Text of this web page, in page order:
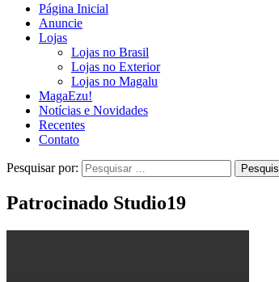
Página Inicial
Anuncie
Lojas
Lojas no Brasil
Lojas no Exterior
Lojas no Magalu
MagaEzu!
Notícias e Novidades
Recentes
Contato
Pesquisar por:
Patrocinado Studio19